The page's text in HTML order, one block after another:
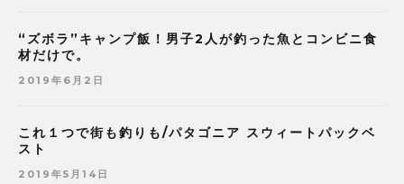
“ズボラ”キャンプ飯！男子2人が釣った魚とコンビニ食
材だけで。
2019年6月2日
これ１つで街も釣りも/パタゴニア スウィートパックベ
スト
2019年5月14日